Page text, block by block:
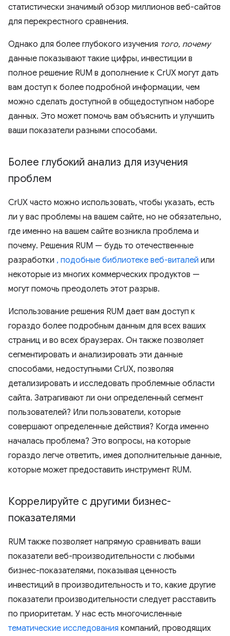
статистически значимый обзор миллионов веб-сайтов
для перекрестного сравнения.
Однако для более глубокого изучения того, почему
данные показывают такие цифры, инвестиции в
полное решение RUM в дополнение к CrUX могут дать
вам доступ к более подробной информации, чем
можно сделать доступной в общедоступном наборе
данных. Это может помочь вам объяснить и улучшить
ваши показатели разными способами.
Более глубокий анализ для изучения
проблем
CrUX часто можно использовать, чтобы указать, есть
ли у вас проблемы на вашем сайте, но не обязательно,
где именно на вашем сайте возникла проблема и
почему. Решения RUM — будь то отечественные
разработки , подобные библиотеке веб-виталей или
некоторые из многих коммерческих продуктов —
могут помочь преодолеть этот разрыв.
Использование решения RUM дает вам доступ к
гораздо более подробным данным для всех ваших
страниц и во всех браузерах. Он также позволяет
сегментировать и анализировать эти данные
способами, недоступными CrUX, позволяя
детализировать и исследовать проблемные области
сайта. Затрагивают ли они определенный сегмент
пользователей? Или пользователи, которые
совершают определенные действия? Когда именно
началась проблема? Это вопросы, на которые
гораздо легче ответить, имея дополнительные данные,
которые может предоставить инструмент RUM.
Коррелируйте с другими бизнес-
показателями
RUM также позволяет напрямую сравнивать ваши
показатели веб-производительности с любыми
бизнес-показателями, показывая ценность
инвестиций в производительность и то, какие другие
показатели производительности следует расставить
по приоритетам. У нас есть многочисленные
тематические исследования компаний, проводящих